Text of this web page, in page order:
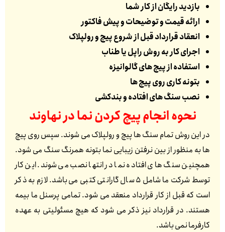
بازدید رایگان از کار شما
ارائه قیمت و توضیحات و پیش فاکتور
انعقاد قرارداد قبل از شروع پیچ و رولپلاک
اجرای کار به روش راپل یا طناب
استفاده از پیچ های گالوانیزه
بتونه کاری روی پیچ ها
نصب سنگ های افتاده و بندکشی
نحوه انجام پیچ کردن نما درنهاوند
در این روش تمام سنگ ها پیچ و رولپلاک می شوند. سپس روی پیچ
ها به منظور از بین نرفتن زیبایی نما بتونه همرنگ سنگ می شود.
همچنین سنگ های افتاده نما در انتها نصب می شوند. این کار
توسط شرکت ما شامل 5 سال گارانتی کتبی می باشد. لازم به ذکر
است که قبل از کار قرارداد منعقد می شود. تمامی پرسنل ما بیمه
هستند. در قرارداد نیز ذکر می شود که هیچ مسئولیتی به عهده
کارفرما نمی باشد.